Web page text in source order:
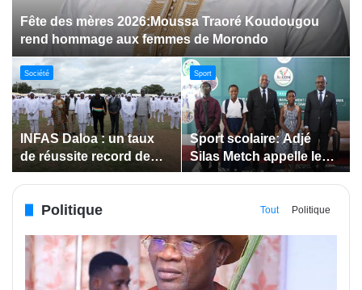
Jeux paralympiques de 2028 :
Société
Bodokro : 30 élèves
célébrés à la Journée de
l’Excellence du Lycée
Société
Insertion des jeunes: La
Côte d’Ivoire renforce le
suivi des conventions
Politique Tout Politique